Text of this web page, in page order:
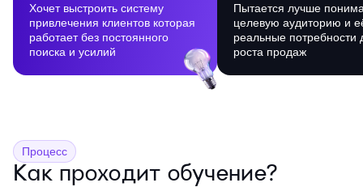
Хочет выстроить систему
привлечения клиентов которая
работает без постоянного
поиска и усилий
Пытается лучше
целевую аудиторию и
реальные потребности
роста продаж
Процесс
Как проходит обучение?